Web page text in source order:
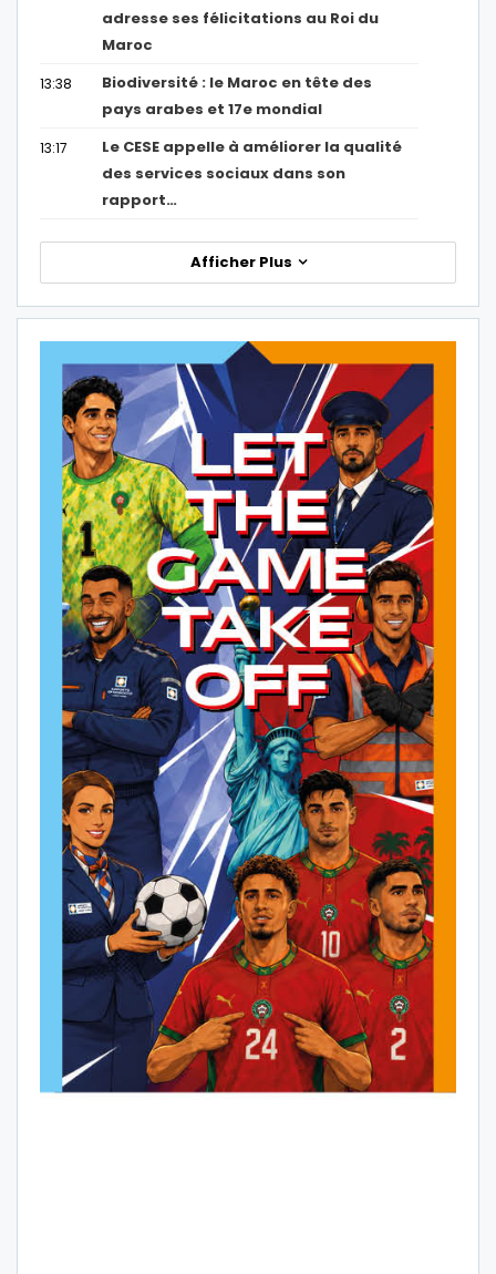
adresse ses félicitations au Roi du
Maroc
13:38
Biodiversité : le Maroc en tête des
pays arabes et 17e mondial
13:17
Le CESE appelle à améliorer la qualité
des services sociaux dans son
rapport…
Afficher Plus